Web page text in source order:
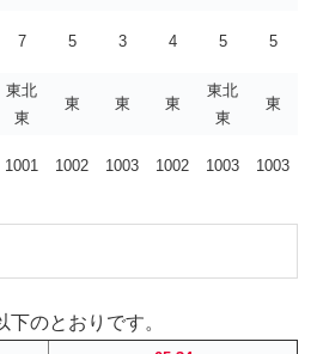
7 5 3 4 5 5
東北
東
東 東 東
東北
東
東
1001 1002 1003 1002 1003 1003
のとおりです。